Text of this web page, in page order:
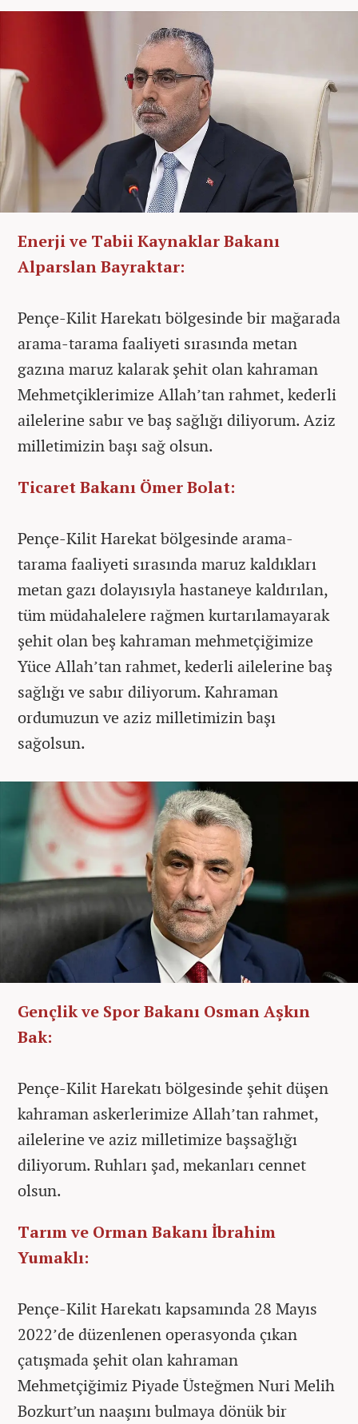
Enerji ve Tabii Kaynaklar Bakanı
Alparslan Bayraktar:
Pençe-Kilit Harekatı bölgesinde bir mağarada
arama-tarama faaliyeti sırasında metan
gazına maruz kalarak şehit olan kahraman
Mehmetçiklerimize Allah’tan rahmet, kederli
ailelerine sabır ve baş sağlığı diliyorum. Aziz
milletimizin başı sağ olsun.
Ticaret Bakanı Ömer Bolat:
Pençe-Kilit Harekat bölgesinde arama-
tarama faaliyeti sırasında maruz kaldıkları
metan gazı dolayısıyla hastaneye kaldırılan,
tüm müdahalelere rağmen kurtarılamayarak
şehit olan beş kahraman mehmetçiğimize
Yüce Allah’tan rahmet, kederli ailelerine baş
sağlığı ve sabır diliyorum. Kahraman
ordumuzun ve aziz milletimizin başı
sağolsun.
Gençlik ve Spor Bakanı Osman Aşkın
Bak:
Pençe-Kilit Harekatı bölgesinde şehit düşen
kahraman askerlerimize Allah’tan rahmet,
ailelerine ve aziz milletimize başsağlığı
diliyorum. Ruhları şad, mekanları cennet
olsun.
Tarım ve Orman Bakanı İbrahim
Yumaklı:
Pençe-Kilit Harekatı kapsamında 28 Mayıs
2022’de düzenlenen operasyonda çıkan
çatışmada şehit olan kahraman
Mehmetçiğimiz Piyade Üsteğmen Nuri Melih
Bozkurt’un naaşını bulmaya dönük bir